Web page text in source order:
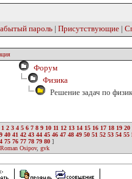
пароль | Присутствующие |
Форум
Физика
Решение задач по
1 2 3 4 5 6 7 8 9 10 11 12 13 14 15 16 17 18 19 20
40 41 42 43 44 45 46 47 48 49 50 51 52 53 54 55
75 76 77 78 79 80 ]
Roman Osipov, gvk